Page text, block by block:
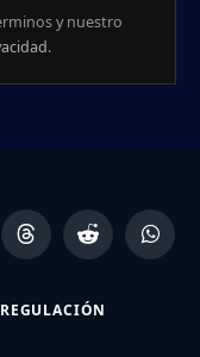
y nuestro
.
Threads Reddit
REGULACIÓN